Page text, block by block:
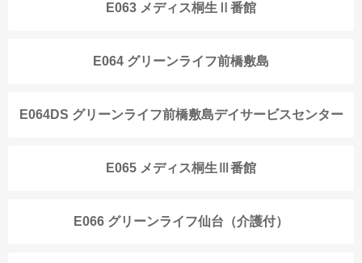
E063 メディス桐生Ⅱ番館
E064 グリーンライフ前橋敷島
E064DS グリーンライフ前橋敷島デイサービスセンター
E065 メディス桐生Ⅲ番館
E066 グリーンライフ仙台（介護付）